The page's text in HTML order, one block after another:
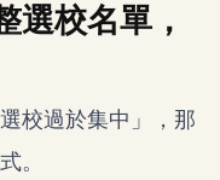
選校名單，
校過於集中」，那
。